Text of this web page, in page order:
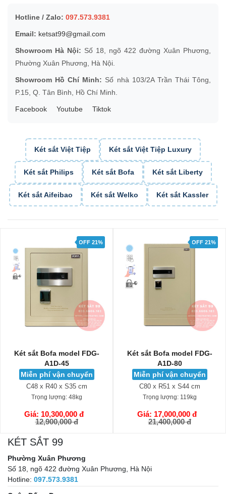
Hotline / Zalo: 097.573.9381
Email: ketsat99@gmail.com
Showroom Hà Nội: Số 18, ngõ 422 đường Xuân Phương,
Phường Xuân Phương, Hà Nội.
Showroom Hồ Chí Minh: Số nhà 103/2A Trần Thái Tông,
P.15, Q. Tân Bình, Hồ Chí Minh.
Facebook Youtube Tiktok
Két sắt Việt Tiệp Két sắt Việt Tiệp Luxury
Két sắt Philips Két sắt Bofa Két sắt Liberty
Két sắt Aifeibao Két sắt Welko Két sắt Kassler
OFF 21%
sắt Bofa model FDG-
A1D-45
Miễn phí vận chuyển
C48 x R40 x S35 cm
Trọng lượng:48kg
Giá: 10,300,000 đ
12,900,000 đ
HÀNG
OFF 21%
Két sắt Bofa model FDG-
A1D-80
Miễn phí vận chuyển
C80 x R51 x S44 cm
Trọng lượng:119kg
Giá: 17,000,000 đ
21,400,000 đ
GIỎ HÀNG
KÉT SẮT 99
Phường Xuân Phương
Số 18, ngõ 422 đường Xuân Phương, Hà Nội
Hotline: 097.573.9381